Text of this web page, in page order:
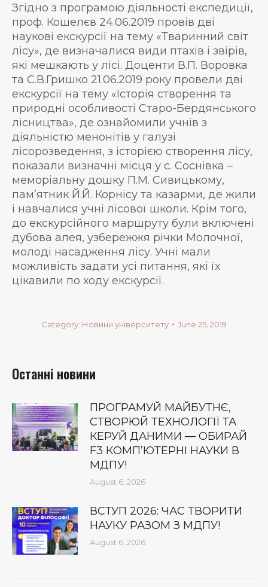
Згідно з програмою діяльності експедиції,
проф. Кошелєв 24.06.2019 провів дві
наукові екскурсії на тему «Тваринний світ
лісу», де визначалися види птахів і звірів,
які мешкають у лісі. Доценти В.П. Воровка
та С.В.Гришко 21.06.2019 року провели дві
екскурсії на тему «Історія створення та
природні особливості Старо-Бердянського
лісництва», де ознайомили учнів з
діяльністю менонітів у галузі
лісорозведення, з історією створення лісу,
показали визначні місця у с. Соснівка –
меморіальну дошку П.М. Сивицькому,
пам’ятник Й.Й. Корнісу та казарми, де жили
і навчалися учні лісової школи. Крім того,
до екскурсійного маршруту були включені
дубова алея, узбережжя річки Молочної,
молоді насадження лісу. Учні мали
можливість задати усі питання, які їх
цікавили по ходу екскурсії.
Category: Новини університету June 25, 2019
Останні новини
ПРОГРАМУЙ МАЙБУТНЄ,
СТВОРЮЙ ТЕХНОЛОГІЇ ТА
КЕРУЙ ДАНИМИ — ОБИРАЙ
F3 КОМП’ЮТЕРНІ НАУКИ В
МДПУ!
August 6, 2026
ВСТУП 2026: ЧАС ТВОРИТИ
НАУКУ РАЗОМ З МДПУ!
August 6, 2026